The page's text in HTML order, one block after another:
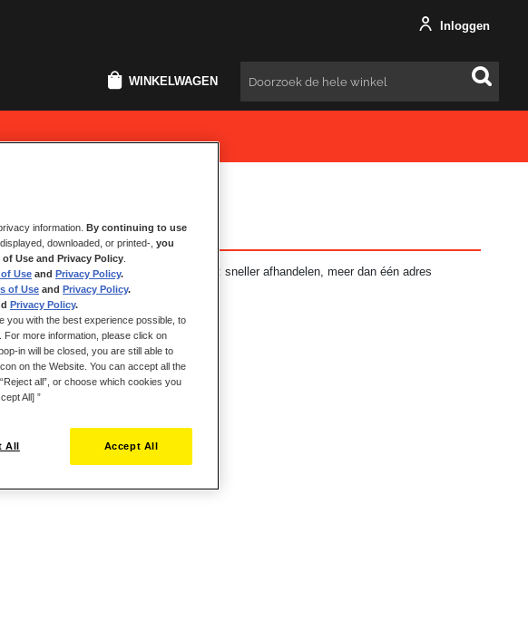
Inloggen
WINKELWAGEN Zoeken
van een account heeft vele voordelen: sneller afhandelen, meer dan één adres
volgen van bestellingen en meer.
AANMAKEN
information.
By continuing to use
downloaded, or printed-, you
Use and Privacy Policy
Use and Privacy Policy.
of Use and Privacy Policy.
Privacy Policy.
you with the best experience possible, to
more information, please click on
in will be closed, you are still able to
on the Website. You can accept all the
all”, or choose which cookies you
All] ”
All Accept All